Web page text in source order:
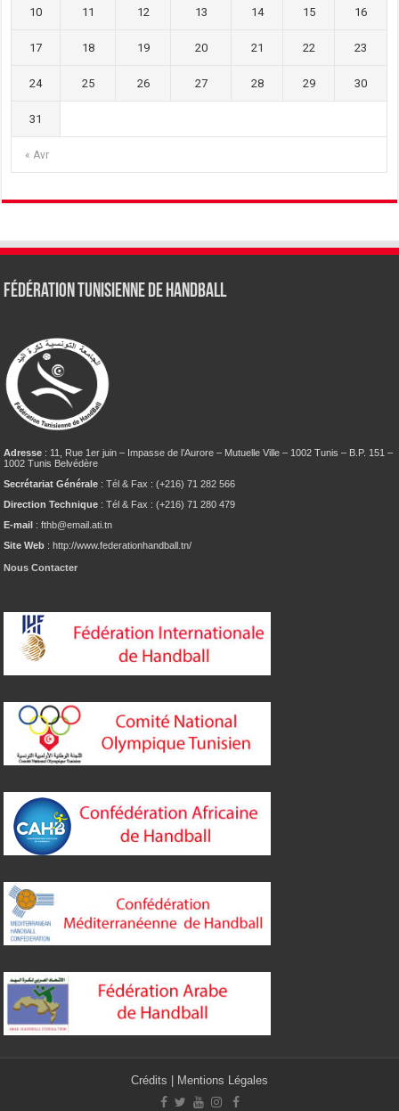
« Avr
10 11 12 13 14 15 16
17 18 19 20 21 22 23
24 25 26 27 28 29 30
31
Fédération tunisienne de Handball
Adresse : 11, Rue 1er juin – Impasse de l’Aurore – Mutuelle Ville – 1002 Tunis – B.P. 151 –
1002 Tunis Belvédère
Secrétariat Générale : Tél & Fax : (+216) 71 282 566
Direction Technique : Tél & Fax : (+216) 71 280 479
E-mail : fthb@email.ati.tn
Site Web : http://www.federationhandball.tn/
Nous Contacter
Crédits Mentions Légales